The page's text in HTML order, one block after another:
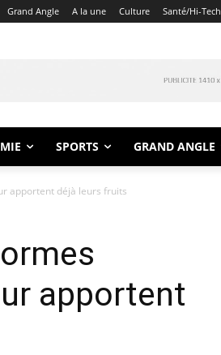
Grand Angle A la une Culture Santé/Hi-Tech
SPORTS GRAND ANGLE
apportent déjà leurs fruits
apportent